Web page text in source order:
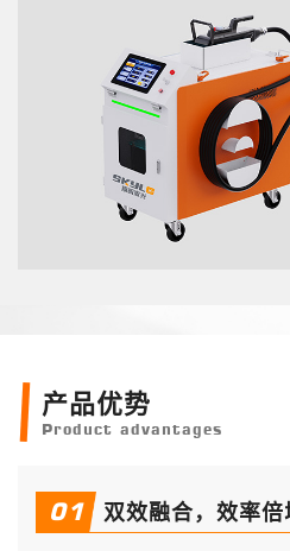
产品优势
Product advantages
01 双效融合，效率倍